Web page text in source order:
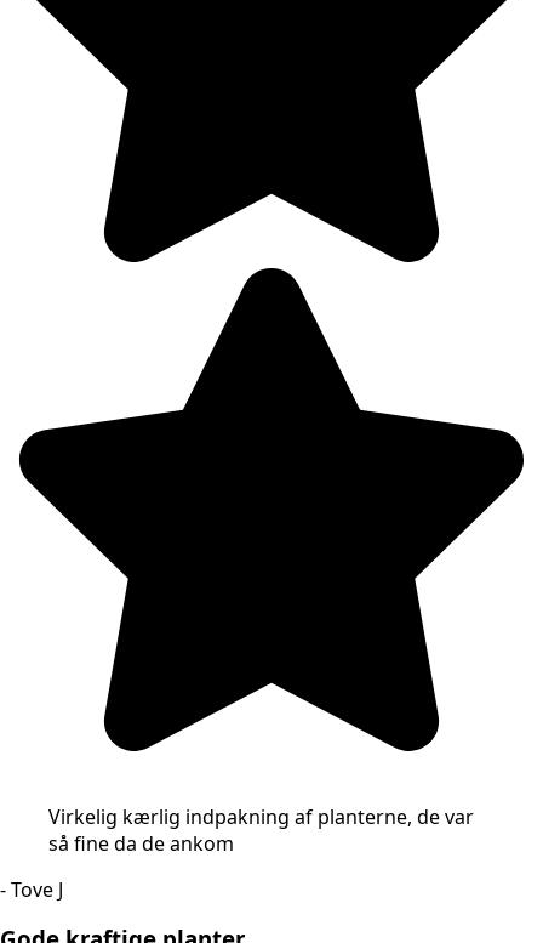
Virkelig kærlig indpakning af planterne, de var
så fine da de ankom
- Tove J